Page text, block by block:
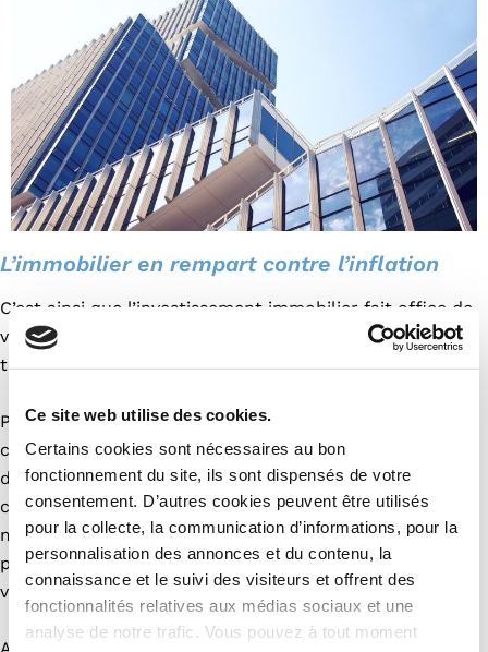
Ce site web utilise des cookies.
Certains cookies sont nécessaires au bon
fonctionnement du site, ils sont dispensés de votre
consentement. D’autres cookies peuvent être utilisés
pour la collecte, la communication d’informations, pour la
personnalisation des annonces et du contenu, la
connaissance et le suivi des visiteurs et offrent des
fonctionnalités relatives aux médias sociaux et une
analyse de notre trafic. Vous pouvez à tout moment
L’immobilier en rempart contre l’inflation
C’est ainsi que l’investissement immobilier fait office de
valeur refuge et permet de se mettre à l’abri des
tendances inflationnistes.
Par exemple, le statut LMNP ainsi que le dispositif Pinel
contiennent l’Indice de Référence des Loyers (IRL). Ce
dernier, calculé par l’Insee sur la base des prix à la
consommation, permet aux bailleurs de rehausser le
montant des loyers qu’ils proposent,
proportionnellement au contexte inflationniste en
vigueur.